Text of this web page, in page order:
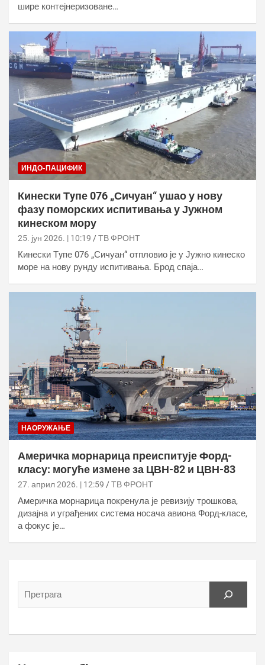
шире контејнеризоване…
ИНДО-ПАЦИФИК
Кинески Тyпе 076 „Сичуан“ ушао у нову
фазу поморских испитивања у Јужном
кинеском мору
25. јун 2026. | 10:19 ТВ ФРОНТ
Кинески Тyпе 076 „Сичуан“ отпловио је у Јужно кинеско
море на нову рунду испитивања. Брод спаја…
НАОРУЖАЊЕ
Америчка морнарица преиспитује Форд-
класу: могуће измене за ЦВН-82 и ЦВН-83
27. април 2026. | 12:59 ТВ ФРОНТ
Америчка морнарица покренула је ревизију трошкова,
дизајна и уграђених система носача авиона Форд-класе,
а фокус је…